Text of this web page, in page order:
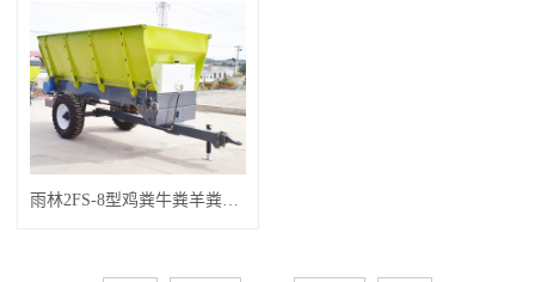
雨林2FS-8型鸡粪牛粪羊粪撒粪机抛粪机